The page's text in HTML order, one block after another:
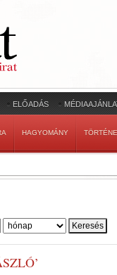
ELŐADÁS
HAGYOMÁNY